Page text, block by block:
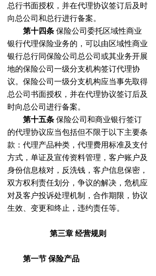
总行书面授权，并在代理协议签订后及时
向总公司和总行进行备案。
第十四条保险公司委托区域性商业
银行代理保险业务的，可以由区域性商业
银行总行同保险公司总公司或其业务开展
地的保险公司一级分支机构签订代理协
议。保险公司一级分支机构应当事先取得
总公司书面授权，并在代理协议签订后及
时向总公司进行备案。
第十五条保险公司和商业银行签订
的代理协议应当包括但不限于以下主要条
款：代理产品种类，代理费用标准及支付
方式，单证及宣传资料管理，客户账户及
身份信息核对，反洗钱，客户信息保密，
双方权利责任划分，争议的解决，危机应
对及客户投诉处理机制，合作期限，协议
生效、变更和终止，违约责任等。
第三章经营规则
第一节保险产品